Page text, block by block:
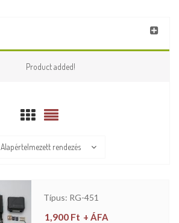
Product added!
Alapértelmezett rendezés
Típus: RG-451
1,900 Ft + ÁFA